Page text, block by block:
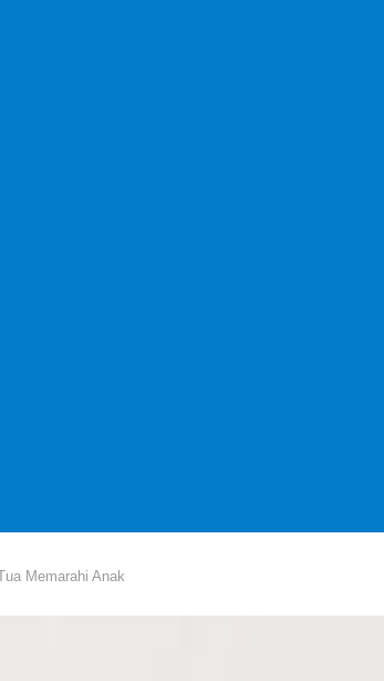
Memarahi Anak